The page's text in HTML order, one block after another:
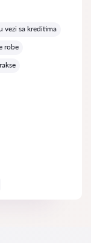
vezi sa kreditima
robe